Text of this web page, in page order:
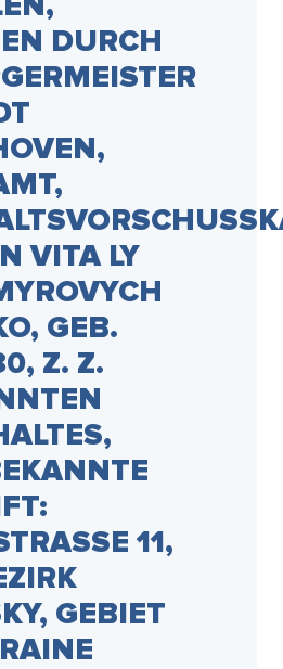
DURCH
VITA LY
GEB.
Z. Z.
11, 0
F
GEBIET K